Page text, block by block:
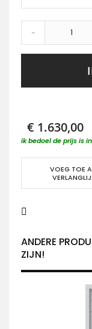
-
€ 1.630,00
ik bedoel de prijs is
VOEG TOE
ANDERE
ZIJN!